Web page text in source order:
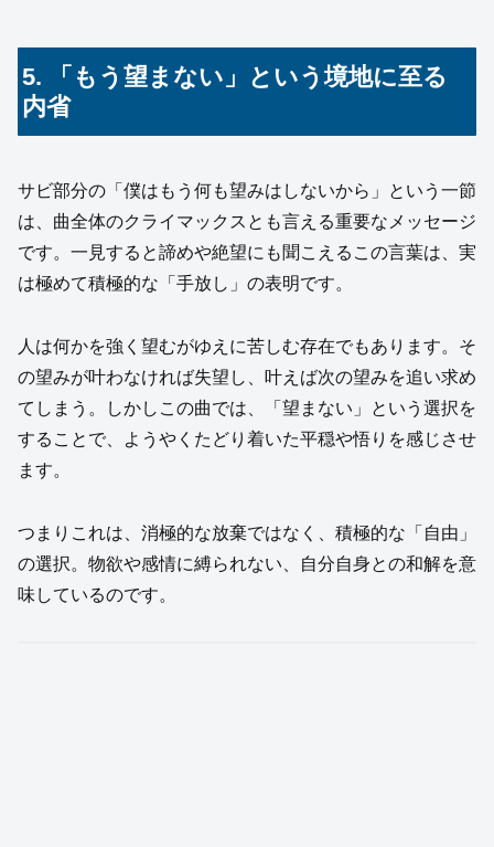
5. 「もう望まない」という境地に至る
内省
サビ部分の「僕はもう何も望みはしないから」という一節
は、曲全体のクライマックスとも言える重要なメッセージ
です。一見すると諦めや絶望にも聞こえるこの言葉は、実
は極めて積極的な「手放し」の表明です。
人は何かを強く望むがゆえに苦しむ存在でもあります。そ
の望みが叶わなければ失望し、叶えば次の望みを追い求め
てしまう。しかしこの曲では、「望まない」という選択を
することで、ようやくたどり着いた平穏や悟りを感じさせ
ます。
つまりこれは、消極的な放棄ではなく、積極的な「自由」
の選択。物欲や感情に縛られない、自分自身との和解を意
味しているのです。